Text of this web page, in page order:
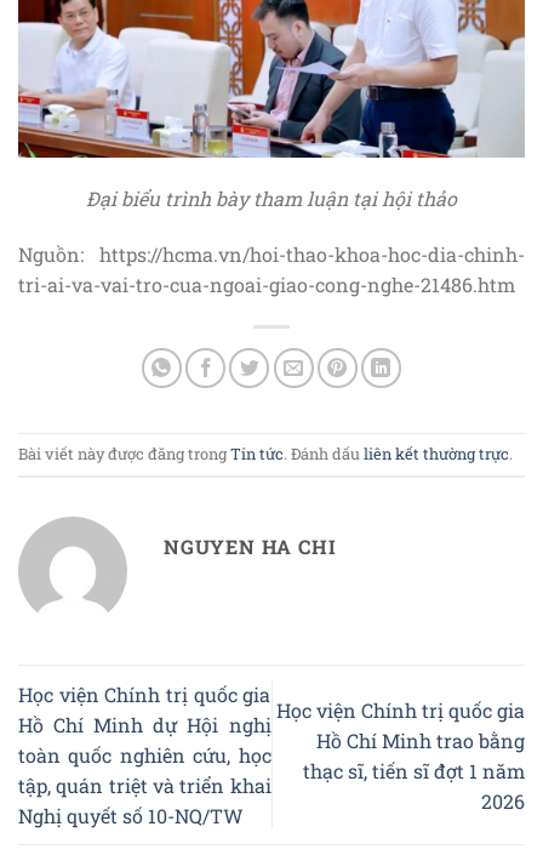
Đại biểu trình bày tham luận tại hội thảo
Nguồn: https://hcma.vn/hoi-thao-khoa-hoc-dia-chinh-
tri-ai-va-vai-tro-cua-ngoai-giao-cong-nghe-21486.htm
Bài viết này được đăng trongTin tức. Đánh dấuliên kết thường trực.
NGUYEN HA CHI
Học viện Chính trị quốc gia
Hồ Chí Minh dự Hội nghị
toàn quốc nghiên cứu, học
tập, quán triệt và triển khai
Nghị quyết số 10-NQ/TW
Học viện Chính trị quốc gia
Hồ Chí Minh trao bằng
thạc sĩ, tiến sĩ đợt 1 năm
2026